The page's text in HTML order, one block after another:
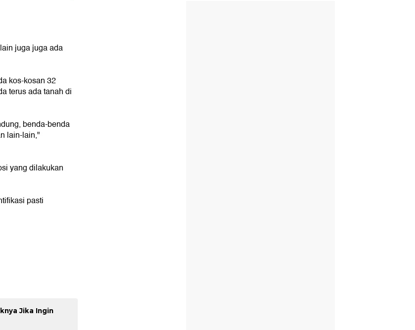
juga juga ada
kos-kosan 32
terus ada tanah di
benda-benda
lain-lain,"
yang dilakukan
pasti
Jika Ingin